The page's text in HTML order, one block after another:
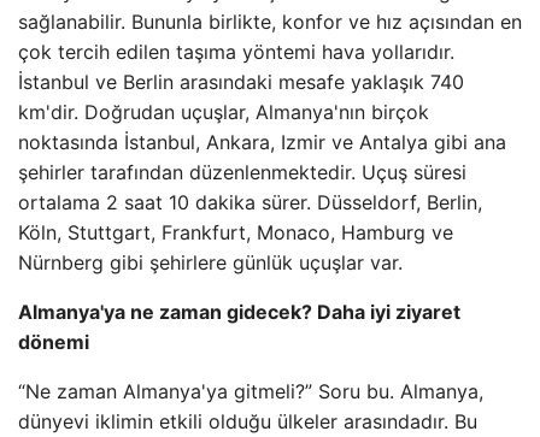
sağlanabilir. Bununla birlikte, konfor ve hız açısından en
çok tercih edilen taşıma yöntemi hava yollarıdır.
İstanbul ve Berlin arasındaki mesafe yaklaşık 740
km'dir. Doğrudan uçuşlar, Almanya'nın birçok
noktasında İstanbul, Ankara, Izmir ve Antalya gibi ana
şehirler tarafından düzenlenmektedir. Uçuş süresi
ortalama 2 saat 10 dakika sürer. Düsseldorf, Berlin,
Köln, Stuttgart, Frankfurt, Monaco, Hamburg ve
Nürnberg gibi şehirlere günlük uçuşlar var.
Almanya'ya ne zaman gidecek? Daha iyi ziyaret
dönemi
“Ne zaman Almanya'ya gitmeli?” Soru bu. Almanya,
dünyevi iklimin etkili olduğu ülkeler arasındadır. Bu